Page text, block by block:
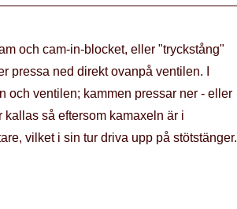
och cam-in-blocket, eller "tryckstång"
pressa ned direkt ovanpå ventilen. I
och ventilen; kammen pressar ner - eller
så eftersom kamaxeln är i
vilket i sin tur driva upp på stötstänger.